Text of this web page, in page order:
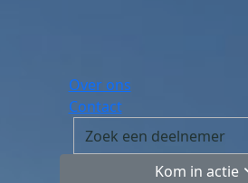
Over ons
Contact
Kom in actie